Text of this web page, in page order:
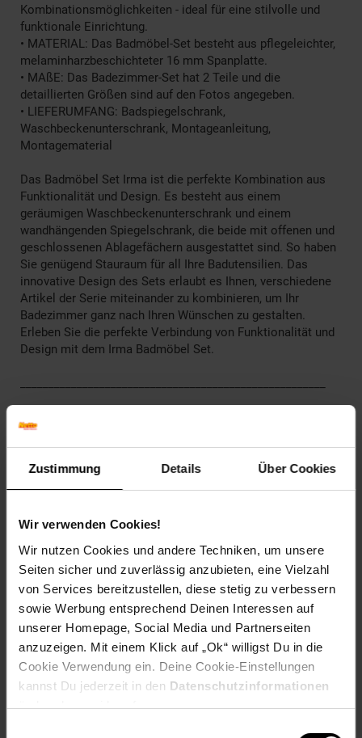
Zustimmung Details Über Cookies
Wir verwenden Cookies!
Wir nutzen Cookies und andere Techniken, um unsere
Seiten sicher und zuverlässig anzubieten, eine Vielzahl
von Services bereitzustellen, diese stetig zu verbessern
sowie Werbung entsprechend Deinen Interessen auf
unserer Homepage, Social Media und Partnerseiten
anzuzeigen. Mit einem Klick auf „Ok“ willigst Du in die
Cookie Verwendung ein. Deine Cookie-Einstellungen
kannst Du jederzeit in den Datenschutzinformationen
ändern bzw. widerrufen.
Kombinationsmöglichkeiten - ideal für eine stilvolle und
funktionale Einrichtung.
• MATERIAL: Das Badmöbel-Set besteht aus pflegeleichter,
melaminharzbeschichteter 16 mm Spanplatte.
• MAßE: Das Badezimmer-Set hat 2 Teile und die
detaillierten Größen sind auf den Fotos angegeben.
• LIEFERUMFANG: Badspiegelschrank,
Waschbeckenunterschrank, Montageanleitung,
Montagematerial
Das Badmöbel Set Irma ist die perfekte Kombination aus
Funktionalität und Design. Es besteht aus einem
geräumigen Waschbeckenunterschrank und einem
wandhängenden Spiegelschrank, die beide mit offenen und
geschlossenen Ablagefächern ausgestattet sind. So haben
Sie genügend Stauraum für all Ihre Badutensilien. Das
innovative Design des Sets erlaubt es Ihnen, verschiedene
Artikel der Serie miteinander zu kombinieren, um Ihr
Badezimmer ganz nach Ihren Wünschen zu gestalten.
Erleben Sie die perfekte Verbindung von Funktionalität und
Design mit dem Irma Badmöbel Set.
Farben
Korpus: Goldkraft-Eiche
Maße
Spiegelschrank: 80,1 x 55 x 16,9 cm (BxHxT)
Gewicht
34,02 kg
Korpus: Spanplatte, 16 mm, melaminharzbeschichtet
Spiegel: Glas
______________________________________________________